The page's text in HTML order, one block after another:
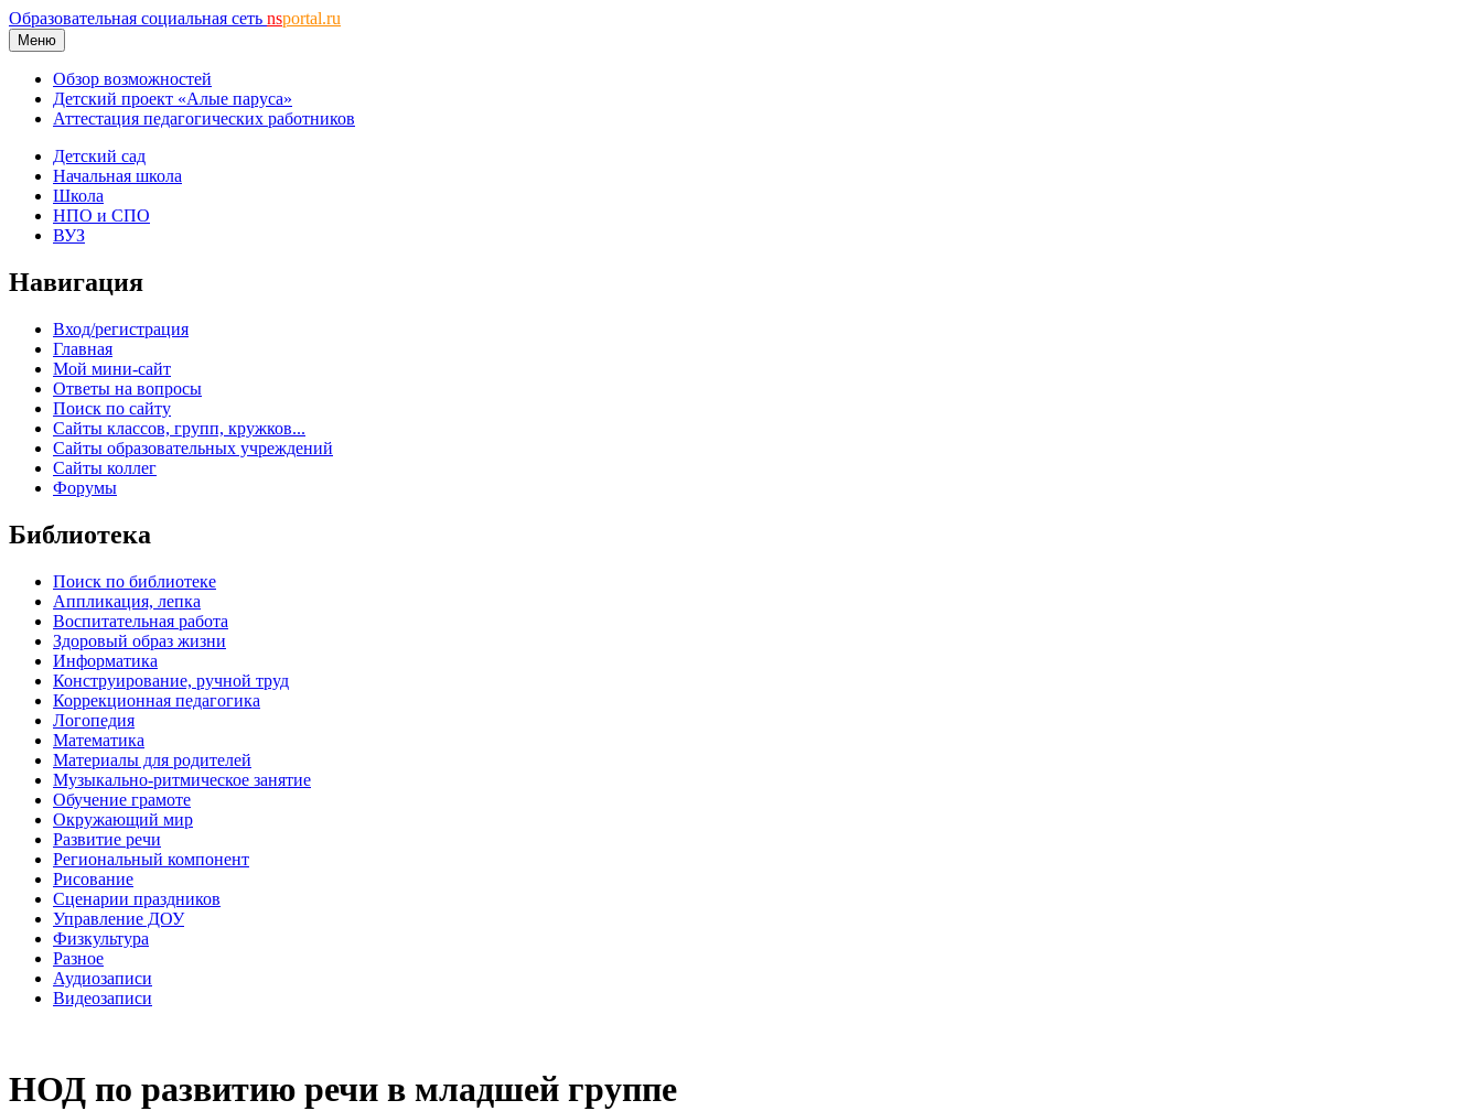
Образовательная социальная сеть nsportal.ru
Меню
Обзор возможностей
Детский проект «Алые паруса»
Аттестация педагогических работников
Детский сад
Начальная школа
Школа
НПО и СПО
ВУЗ
Навигация
Вход/регистрация
Главная
Мой мини-сайт
Ответы на вопросы
Поиск по сайту
Сайты классов, групп, кружков...
Сайты образовательных учреждений
Сайты коллег
Форумы
Библиотека
Поиск по библиотеке
Аппликация, лепка
Воспитательная работа
Здоровый образ жизни
Информатика
Конструирование, ручной труд
Коррекционная педагогика
Логопедия
Математика
Материалы для родителей
Музыкально-ритмическое занятие
Обучение грамоте
Окружающий мир
Развитие речи
Региональный компонент
Рисование
Сценарии праздников
Управление ДОУ
Физкультура
Разное
Аудиозаписи
Видеозаписи
НОД по развитию речи в младшей группе